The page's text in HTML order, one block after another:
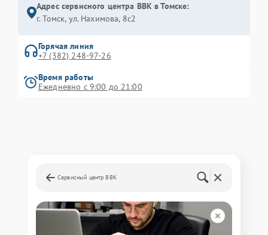
Адрес сервисного центра BBK в Томске:
г. Томск, ул. Нахимова, 8с2
Горячая линия
+7 (382) 248-97-26
Время работы
Ежедневно с 9:00 до 21:00
Сервисный центр BBK